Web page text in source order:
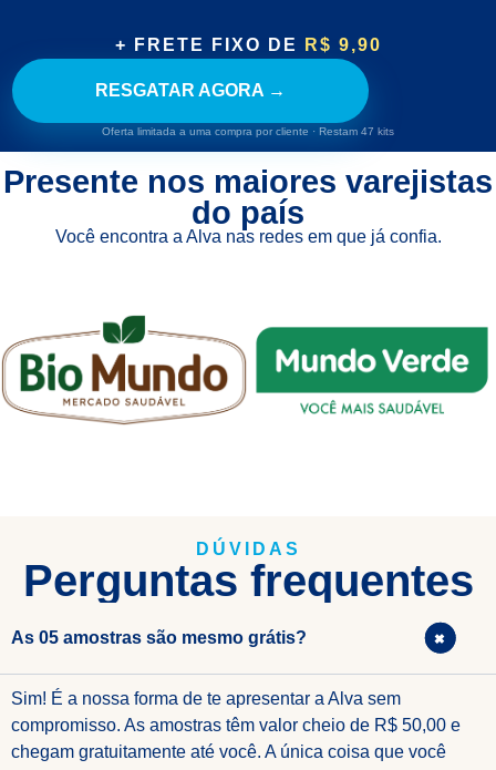
+ FRETE FIXO DE R$ 9,90
RESGATAR AGORA →
Oferta limitada a uma compra por cliente · Restam 47 kits
Presente nos maiores varejistas
do país
Você encontra a Alva nas redes em que já confia.
DÚVIDAS
Perguntas frequentes
As 05 amostras são mesmo grátis?
Sim! É a nossa forma de te apresentar a Alva sem
compromisso. As amostras têm valor cheio de R$ 50,00 e
chegam gratuitamente até você. A única coisa que você